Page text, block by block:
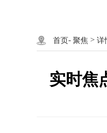
首页- 聚焦 > 详
实时焦